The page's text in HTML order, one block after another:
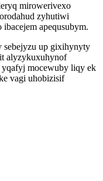
mirowerivexo
zyhutiwi
apequsubym.
sebejyzu up gixihynyty
alyzykuxuhynof
mocewuby liqy ek
vagi uhobizisif